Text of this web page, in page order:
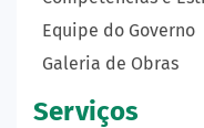
Equipe do Governo
Galeria de Obras
Serviços